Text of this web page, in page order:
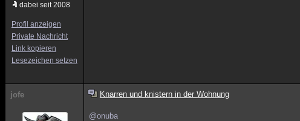
dabei seit 2008
Profil anzeigen
Private Nachricht
Link kopieren
Lesezeichen setzen
jofe Knarren und knistern in der Wohnung
@onuba